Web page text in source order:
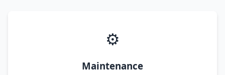
⚙️
Maintenance